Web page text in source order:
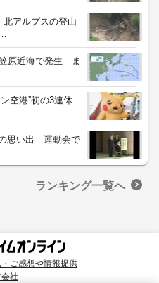
アルプスの登山
笠原近海で発生 ま
空港”初の3連休
思い出 運動会で
ランキング一覧へ
ご感想や情報提供
社